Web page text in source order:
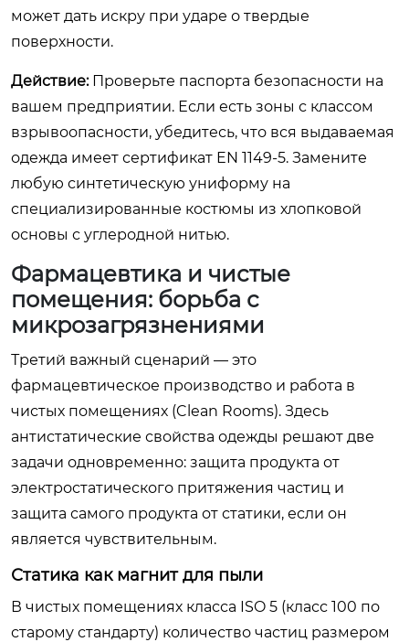
может дать искру при ударе о твердые
поверхности.
Действие:Проверьте паспорта безопасности на
вашем предприятии. Если есть зоны с классом
взрывоопасности, убедитесь, что вся выдаваемая
одежда имеет сертификат EN 1149-5. Замените
любую синтетическую униформу на
специализированные костюмы из хлопковой
основы с углеродной нитью.
Фармацевтика и чистые
помещения: борьба с
микрозагрязнениями
Третий важный сценарий — это
фармацевтическое производство и работа в
чистых помещениях (Clean Rooms). Здесь
антистатические свойства одежды решают две
задачи одновременно: защита продукта от
электростатического притяжения частиц и
защита самого продукта от статики, если он
является чувствительным.
Статика как магнит для пыли
В чистых помещениях класса ISO 5 (класс 100 по
старому стандарту) количество частиц размером